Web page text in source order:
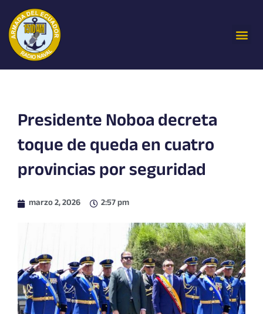
contenido
Presidente Noboa decreta
toque de queda en cuatro
provincias por seguridad
marzo 2, 2026 2:57 pm